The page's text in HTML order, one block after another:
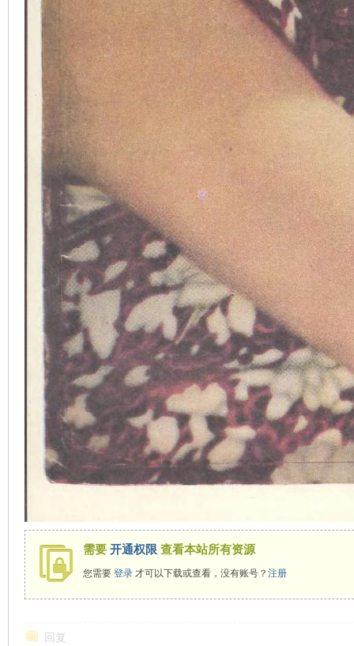
需要 开通权限 查看本站所有资源
您需要 登录才可以下载或查看，没有账号？ 注册
回复